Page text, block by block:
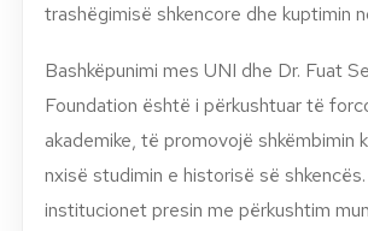
trashëgimisë shkencore dhe kuptimin
Bashkëpunimi mes UNI dhe Dr. Fuat
Foundation është i përkushtuar të
akademike, të promovojë shkëmbimin
nxisë studimin e historisë së
institucionet presin me përkushtim